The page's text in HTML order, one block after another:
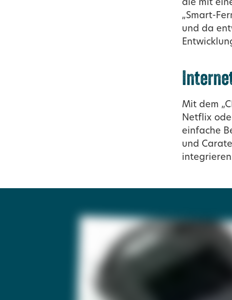
die mit
„Smart-
und da
Mit dem
Netflix
einfache
und